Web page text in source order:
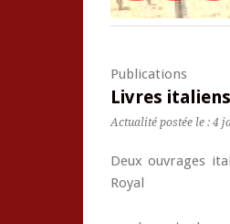
Publications
Livres italiens
Actualité postée le : 4
Deux ouvrages
Royal